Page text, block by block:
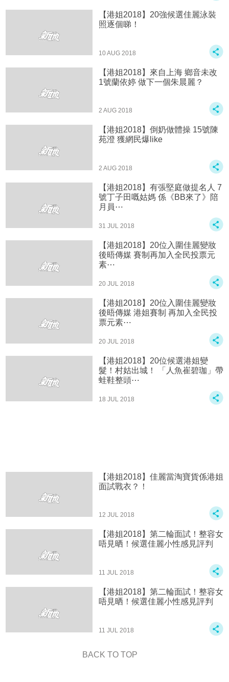
【港姐2018】20強候選佳麗泳裝
照逐個睇！
10 AUG 2018
【港姐2018】來自上海 鄉音未改
1號蘭依婷 做下一個朱晨麗？
2 AUG 2018
【港姐2018】倒奶做體操 15號陳
苑澄 獲網民爆like
2 AUG 2018
【港姐2018】有張堅庭做提名人 7
號丁子田嘅姑媽 係《BB來了》陪
月員⋯
31 JUL 2018
【港姐2018】20位入圍佳麗變妝
後晤傳媒 賽制再加入全民投票元
素⋯
20 JUL 2018
【港姐2018】20位入圍佳麗變妝
後晤傳媒 港姐賽制 再加入全民投
票元素⋯
20 JUL 2018
【港姐2018】20位候選港姐變
髮！村姑出城！ 「人魚崔碧珈」帶
蛙鞋整頭⋯
18 JUL 2018
【港姐2018】佳麗當淘寶貨係港姐
面試戰衣？！
12 JUL 2018
【港姐2018】第二輪面試！整容女
唔見晒！候選佳麗小性感見評判
11 JUL 2018
【港姐2018】第二輪面試！整容女
唔見晒！候選佳麗小性感見評判
11 JUL 2018
BACK TO TOP